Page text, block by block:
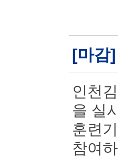
[마감
인천
을 실
훈련
참여